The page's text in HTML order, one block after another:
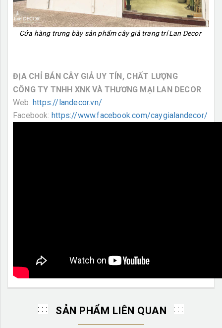
Cửa hàng trưng bày sản phẩm cây giả trang trí Lan Decor
ĐỊA CHỈ BÁN CÂY GIẢ UY TÍN, CHẤT LƯỢNG
CÔNG TY TNHH XNK VÀ THƯƠNG MẠI LAN DECOR
Web: https://landecor.vn/
Facebook: https://www.facebook.com/caygialandecor/
SẢN PHẨM LIÊN QUAN